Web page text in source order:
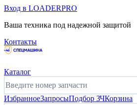
Вход в LOADERPRO
Ваша техника под надежной защитой
Контакты
Каталог
ИзбранноеЗапросыПодбор ЗЧКорзина